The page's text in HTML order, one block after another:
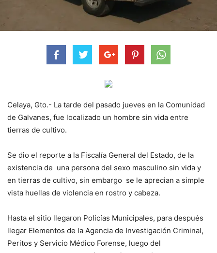
Celaya, Gto.- La tarde del pasado jueves en la Comunidad
de Galvanes, fue localizado un hombre sin vida entre
tierras de cultivo.
Se dio el reporte a la Fiscalía General del Estado, de la
existencia de una persona del sexo masculino sin vida y
en tierras de cultivo, sin embargo se le aprecian a simple
vista huellas de violencia en rostro y cabeza.
Hasta el sitio llegaron Policías Municipales, para después
llegar Elementos de la Agencia de Investigación Criminal,
Peritos y Servicio Médico Forense, luego del